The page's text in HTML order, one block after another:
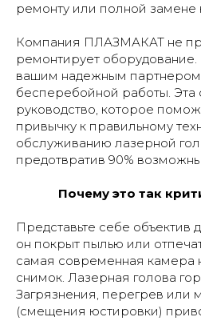
ремонту или полной замене
Компания ПЛАЗМАКАТ не
ремонтирует
вашим надежным партнером
бесперебойной работы. Эта
руководство, которое
привычку к правильному
обслуживанию лазерной
предотвратив 90%
Почему это так
Представьте себе объектив
он покрыт пылью или
самая современная камера
снимок. Лазерная голова
Загрязнения, перегрев
(смещения юстировки)